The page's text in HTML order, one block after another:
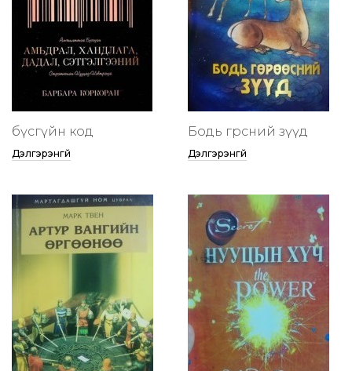
бүсгүйн код
Дэлгэрэнгүй
Бодь гөрөөсний зүүд
Дэлгэрэнгүй